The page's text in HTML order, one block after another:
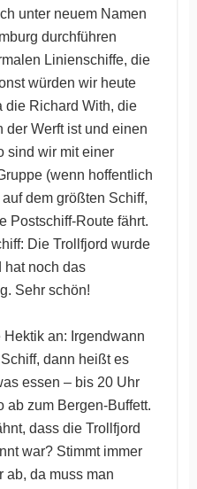
unter neuem Namen
durchführen
Linienschiffe, die
würden wir heute
die Richard With, die
der Werft ist und einen
sind wir mit einer
(wenn hoffentlich
dem größten Schiff,
Postschiff-Route fährt.
Die Trollfjord wurde
hat noch das
Sehr schön!
an: Irgendwann
dann heißt es
essen – bis 20 Uhr
ab zum Bergen-Buffett.
dass die Trollfjord
war? Stimmt immer
ab, da muss man